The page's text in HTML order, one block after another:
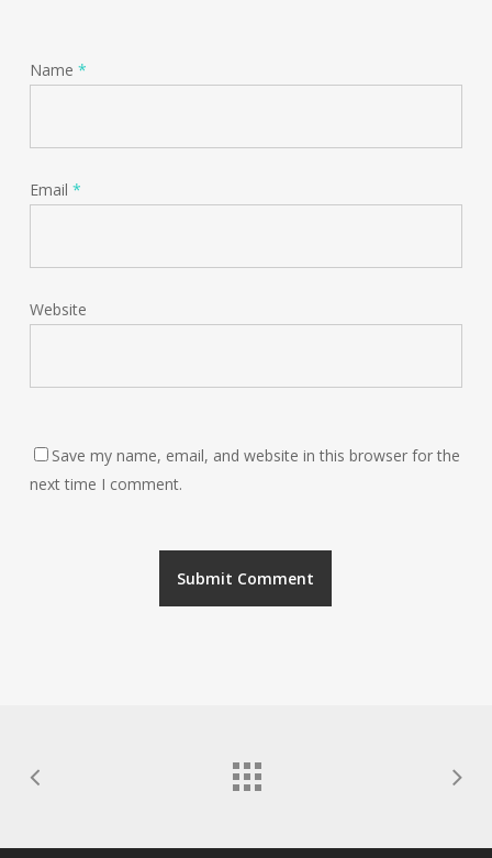
Name *
Email *
Website
Save my name, email, and website in this browser for the
next time I comment.